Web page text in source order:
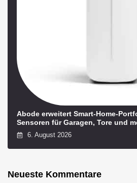
Abode erweitert Smart-Home-
Sensoren für Garagen, Tore und
6. August 2026
Neueste Kommentare